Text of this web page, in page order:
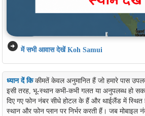
arrow_circle_right में सभी आवास देखें Koh Samui
ध्यान दें किकीमतें केवल अनुमानित हैं जो हमारे पास
इसी तरह, भू-स्थान कभी-कभी गलत या अनुपलब्ध हो
दिए गए फोन नंबर सीधे होटल के हैं और थाईलैंड में
स्थान और फोन प्लान पर निर्भर करती हैं। जब मोबाइल